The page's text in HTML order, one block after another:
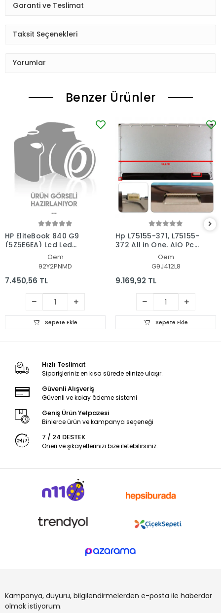
Garanti ve Teslimat
Taksit Seçenekleri
Yorumlar
Benzer Ürünler
HP EliteBook 840 G9
(5Z5E6EA) Lcd Led
Ekran - PanelOem
92Y2PNMD
7.450,56 TL
Sepete Ekle
Hp L75155-371, L75155-
372 All in One, AIO Pc
Ekran - PanelOem
G9J412L8
9.169,92 TL
Sepete Ekle
Hızlı Teslimat
Siparişleriniz en kısa sürede elinize ulaşır.
Güvenli Alışveriş
Güvenli ve kolay ödeme sistemi
Geniş Ürün Yelpazesi
Binlerce ürün ve kampanya seçeneği
7 / 24 DESTEK
Öneri ve şikayetlerinizi bize iletebilirsiniz.
Kampanya, duyuru, bilgilendirmelerden e-posta ile haberdar
olmak istiyorum.